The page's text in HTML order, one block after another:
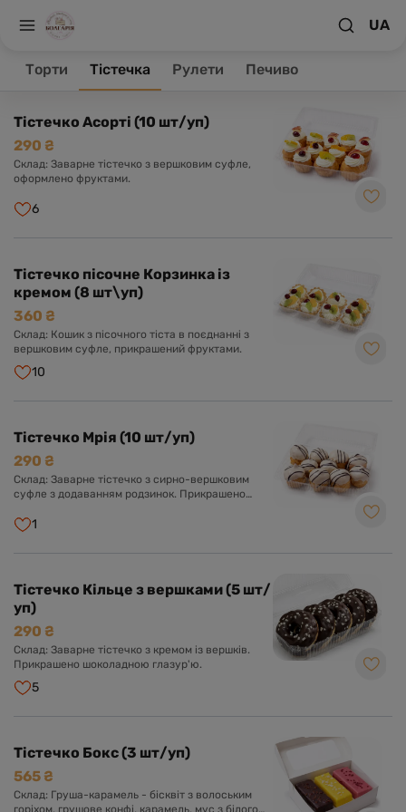
UA
Торти Тістечка Рулети Печиво
На головну
Тістечка
Тістечко Асорті (10 шт/уп)
290 ₴
Склад: Заварне тістечко з вершковим суфле,
оформлено фруктами.
6
Тістечко пісочне Корзинка із
кремом (8 шт\уп)
360 ₴
Склад: Кошик з пісочного тіста в поєднанні з
вершковим суфле, прикрашений фруктами.
10
Тістечко Мрія (10 шт/уп)
290 ₴
Склад: Заварне тістечко з сирно-вершковим
суфле з додаванням родзинок. Прикрашено
1
Тістечко Кільце з вершками (5 шт/
уп)
290 ₴
Склад: Заварне тістечко з кремом із вершків.
Прикрашено шоколадною глазур'ю.
5
Тістечко Бокс (3 шт/уп)
565 ₴
Склад: Груша-карамель - бісквіт з волоським
горіхом, грушове конфі, карамель, мус з білого